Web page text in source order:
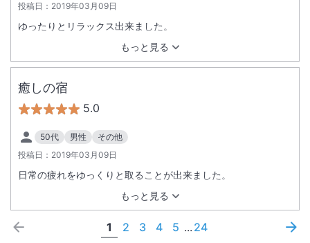
投稿日： 2019年03月09日
もっと見る
ゆったりとリラックス出来ました。
癒しの宿
5.0
50代 男性
その他
投稿日： 2019年03月09日
もっと見る
日常の疲れをゆっくりと取ることが出来ました。
1 2 3 4 5 ... 24